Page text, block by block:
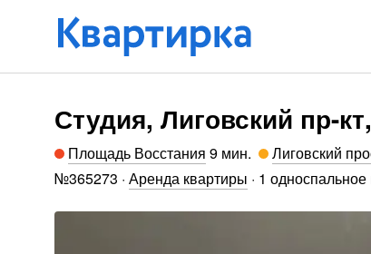
Студия, Лиговский пр-
Площадь Восстания 9 мин. Лиговский
№365273 · Аренда квартиры · 1